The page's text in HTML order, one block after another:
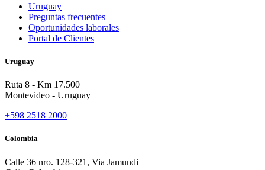
Uruguay
Preguntas frecuentes
Oportunidades laborales
Portal de Clientes
Uruguay
Ruta 8 - Km 17.500
Montevideo - Uruguay
+598 2518 2000
Colombia
Calle 36 nro. 128-321, Via Jamundi